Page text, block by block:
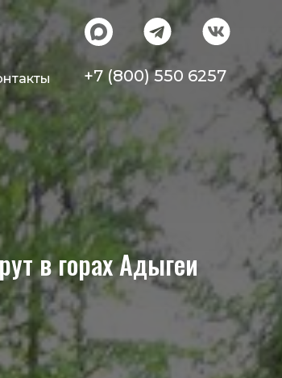
+7 (800) 550 6257
в горах Адыгеи